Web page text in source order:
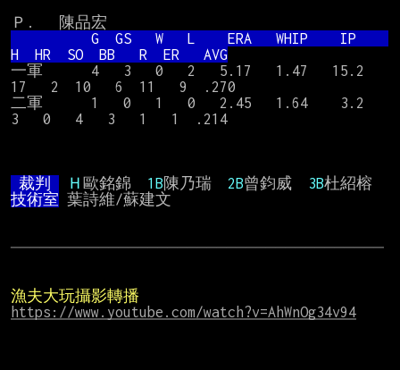
H  HR  SO  BB   R  ER   AVG
一軍      4   3   0   2   5.17   1.47   15.2
17   2  10   6  11   9  .270
二軍      1   0   1   0   2.45   1.64    3.2
3   0   4   3   1   1  .214
裁判 Ｈ 歐銘錦 1B 陳乃瑞 2B曾鈞威 3B
技術室 葉詩維/蘇建文
──────────────────────────────────────
漁夫大玩攝影轉播
https://www.youtube.com/watch?v=AhWnOg34v94